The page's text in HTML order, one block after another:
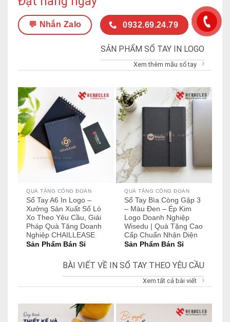
💬 Nhắn Zalo 0932.69.24.79
SẢN PHẨM SỔ TAY IN LOGO
Xem thêm mẫu sổ tay
QUÀ TẶNG CÔNG ĐOÀN
Sổ Tay A6 In Logo –
Xưởng Sản Xuất Sổ Lò
Xo Theo Yêu Cầu, Giải
Pháp Quà Tặng Doanh
Nghiệp CHAILLEASE
Sản Phẩm Bán Sỉ
QUÀ TẶNG CÔNG ĐOÀN
Sổ Tay Bìa Còng Gập 3
– Màu Đen – Ép Kim
Logo Doanh Nghiệp
Wisedu | Quà Tặng Cao
Cấp Chuẩn Nhận Diện
Sản Phẩm Bán Sỉ
BÀI VIẾT VỀ IN SỔ TAY THEO YÊU CẦU
Xem tất cả bài viết